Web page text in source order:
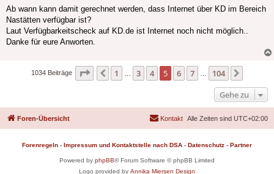
Ab wann kann damit gerechnet werden, dass Internet über KD im Bereich
Nastätten verfügbar ist?
Laut Verfügbarkeitscheck auf KD.de ist Internet noch nicht möglich..
Danke für eure Anworten.
1034 Beiträge Seite von 104
Vorherige
1 3 4 5 6 7 104
Gehe zu
Foren-Übersicht Alle Zeiten sind UTC+02:00
Kontakt
Forenregeln - Impressum und Kontaktstelle nach DSA - Datenschutz - Partner
Powered by phpBB® Forum Software © phpBB Limited
Logo provided by Annika Miersen Design